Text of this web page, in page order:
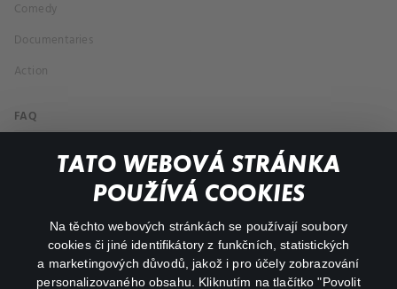
TATO WEBOVÁ STRÁNKA
POUŽÍVÁ COOKIES
Na těchto webových stránkách se používají soubory
cookies či jiné identifikátory z funkčních, statistických
a marketingových důvodů, jakož i pro účely zobrazování
personalizovaného obsahu. Kliknutím na tlačítko "Povolit
Comedy
Documentaries
Action
FAQ
My profile
facebookinstagram